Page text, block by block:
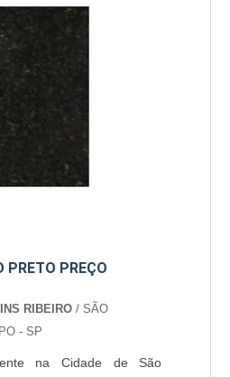
PRETO PREÇO
RIBEIRO/ SÃO
- SP
na Cidade de São